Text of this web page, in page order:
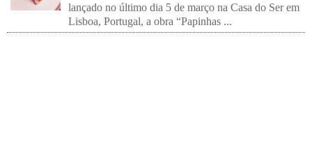
lançado no último dia 5 de março na Casa do Ser em
Lisboa, Portugal, a obra “Papinhas ...